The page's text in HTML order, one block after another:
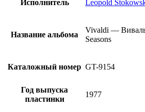
Исполнитель Leopold
Название альбома
Vivaldi —
Seasons
Каталожный номер GT-9154
Год выпуска
пластинки
1977